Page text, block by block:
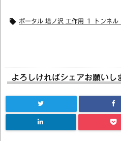
 ポータル 塔ノ沢 工作用 １ トンネ
よろしければシェアお願いし